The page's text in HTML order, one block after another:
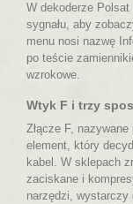
W dekoderze
sygnału, aby
menu nosi nazwę
po teście
wzrokowe.
Wtyk F i trzy
Złącze F,
element, który
kabel. W sklepach
zaciskane i
narzędzi, wystarczy